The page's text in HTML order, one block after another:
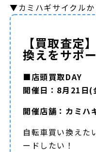
▼カミハギサイクル
【買取査定
換えをサポ
■店頭買取DAY
開催日：8月21日(
開催店舗：カミハ
自転車買い換えた
ードしたい！